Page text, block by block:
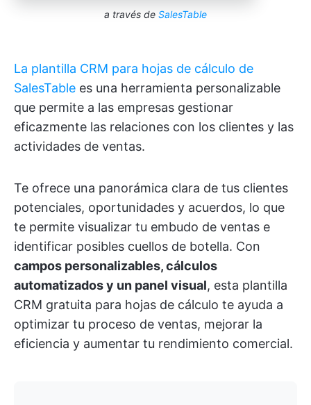
a través de SalesTable
La plantilla CRM para hojas de cálculo de
SalesTable es una herramienta personalizable
que permite a las empresas gestionar
eficazmente las relaciones con los clientes y las
actividades de ventas.
Te ofrece una panorámica clara de tus clientes
potenciales, oportunidades y acuerdos, lo que
te permite visualizar tu embudo de ventas e
identificar posibles cuellos de botella. Con
campos personalizables, cálculos
automatizados y un panel visual, esta plantilla
CRM gratuita para hojas de cálculo te ayuda a
optimizar tu proceso de ventas, mejorar la
eficiencia y aumentar tu rendimiento comercial.